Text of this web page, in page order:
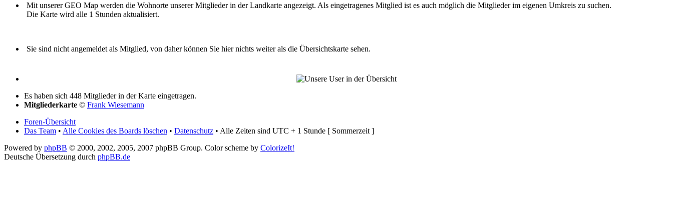
Mit unserer GEO Map werden die Wohnorte unserer Mitglieder in der Landkarte angezeigt. Als eingetragenes Mitglied ist es auch möglich die Mitglieder im eigenen Umkreis zu suchen.
Die Karte wird alle 1 Stunden aktualisiert.
Sie sind nicht angemeldet als Mitglied, von daher können Sie hier nichts weiter als die Übersichtskarte sehen.
Es haben sich 448 Mitglieder in der Karte eingetragen.
Mitgliederkarte © Frank Wiesemann
Foren-Übersicht
Das Team • Alle Cookies des Boards löschen • Datenschutz • Alle Zeiten sind UTC + 1 Stunde [ Sommerzeit ]
Powered by phpBB © 2000, 2002, 2005, 2007 phpBB Group. Color scheme by ColorizeIt!
Deutsche Übersetzung durch phpBB.de